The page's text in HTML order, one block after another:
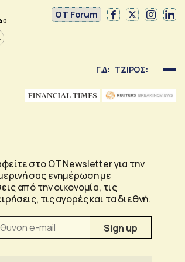
OT Forum
Γ.Δ: ΤΖΙΡΟΣ:
στο OT Newsletter για την
σας ενημέρωση με
από την οικονομία, τις
τις αγορές και τα διεθνή.